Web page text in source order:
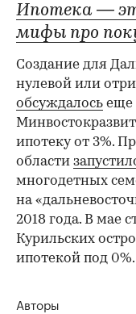
Ипотека —
мифы про
Создание для
нулевой или
обсуждалось еще
ипотеку от 3%.
области
многодетных
на
2018 года. В мае
Курильских
ипотекой под 0%.
Авторы